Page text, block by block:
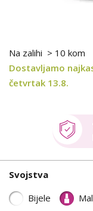
Na zalihi > 10 kom
Dostavljamo
četvrtak 13.8.
Svojstva
Bijele